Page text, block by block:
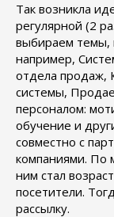
Так возникла
регулярной (2
выбираем темы,
например,
отдела продаж,
системы,
персоналом:
обучение и
совместно с
компаниями. По
ним стал
посетители.
рассылку.